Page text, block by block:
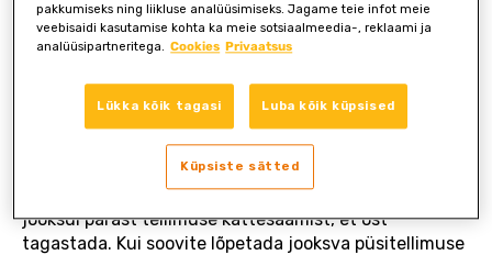
Kui olete kauba kätte saanud vähem kui 14 päeva
tagasi ja soovite kasutada allolevat vormi oma
See vorm on mõeldud ainult lepingust
taganemise õiguse kasutamiseks esimese 14 päeva
jooksul pärast tellimuse kättesaamist, et ost
tagastada. Kui soovite lõpetada jooksva püsitellimuse
pakkumiseks ning liikluse analüüsimiseks. Jagame teie infot meie
veebisaidi kasutamise kohta ka meie sotsiaalmeedia-, reklaami ja
analüüsipartneritega. Cookies Privaatsus
Lükka kõik tagasi Luba kõik küpsised
Küpsiste sätted